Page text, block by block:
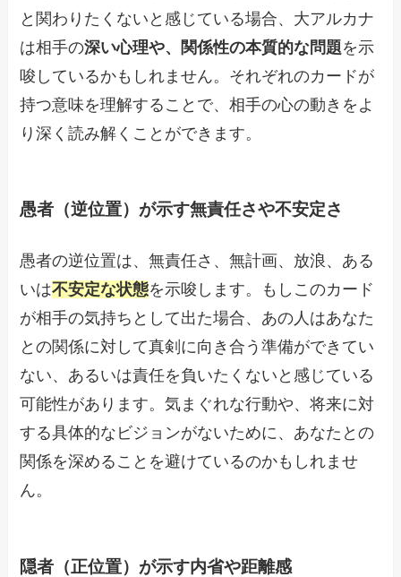
と関わりたくないと感じている場合、大アルカナ
は相手の深い心理や、関係性の本質的な問題を示
唆しているかもしれません。それぞれのカードが
持つ意味を理解することで、相手の心の動きをよ
り深く読み解くことができます。
愚者（逆位置）が示す無責任さや不安定さ
愚者の逆位置は、無責任さ、無計画、放浪、ある
いは不安定な状態を示唆します。もしこのカード
が相手の気持ちとして出た場合、あの人はあなた
との関係に対して真剣に向き合う準備ができてい
ない、あるいは責任を負いたくないと感じている
可能性があります。気まぐれな行動や、将来に対
する具体的なビジョンがないために、あなたとの
関係を深めることを避けているのかもしれませ
ん。
隠者（正位置）が示す内省や距離感